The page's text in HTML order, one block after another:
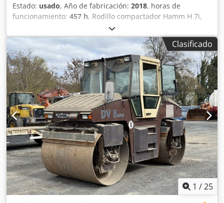
Estado: usado, Año de fabricación: 2018, horas de
funcionamiento: 457 h, Rodillo compactador Hamm H 7i,
horas de funcionamiento: 457 h, peso: 6.540 kg, estado de
los neumáticos: 95 %, aire acondicionado, motor: Kubota
[55 kW/75 CV], revestimiento de superficie lisa, ¡en buen
estado!, ¡listo para usar de inmediato! Si lo desea, le
ofrecemos una propuesta de arrendamiento o financiación
de Mercedes-Benz Bank. El Sr. Mihm (tel. ) estará
encantado de atenderle. Puede encontrar más información
en nuestra página web. Salvo errores y venta previa. = Más
información = Dcjdezcudnopfx Anusk Póngase en contacto
con Tobias Ebert para obtener más información.
Clasificado
1 /25